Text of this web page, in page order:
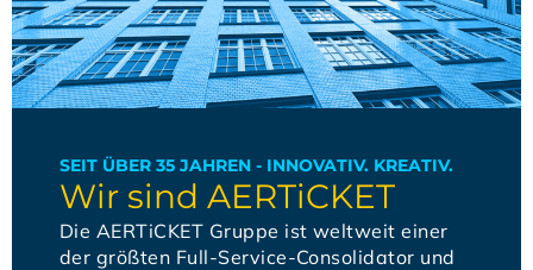
Wir sind AERTiCKET
SEIT ÜBER 35 JAHREN - INNOVATIV. KREATIV.
Die AERTiCKET Gruppe ist weltweit einer
der größten Full-Service-Consolidator und